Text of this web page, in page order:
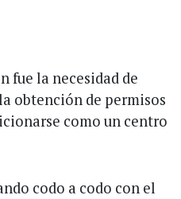
fue la necesidad de
obtención de permisos
como un centro
codo a codo con el